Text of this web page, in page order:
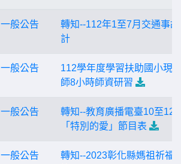
一般公告
轉知--112年1至7月交通事
計
一般公告
112學年度學習扶助國小現
師8小時師資研習
一般公告
轉知--教育廣播電臺10至12
「特別的愛」節目表
一般公告
轉知--2023彰化縣媽祖祈福